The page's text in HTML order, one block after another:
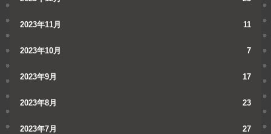
2023年11月 11
2023年10月 7
2023年9月 17
2023年8月 23
2023年7月 27